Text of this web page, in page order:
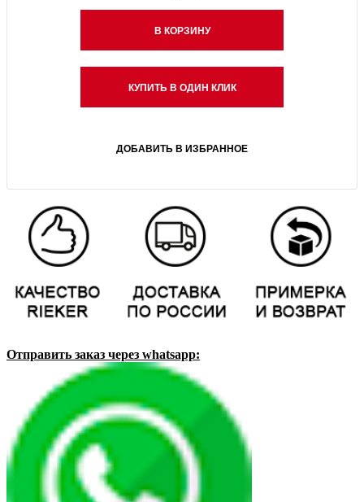
В КОРЗИНУ
КУПИТЬ В ОДИН КЛИК
ДОБАВИТЬ В ИЗБРАННОЕ
Отправить заказ через whatsapp: